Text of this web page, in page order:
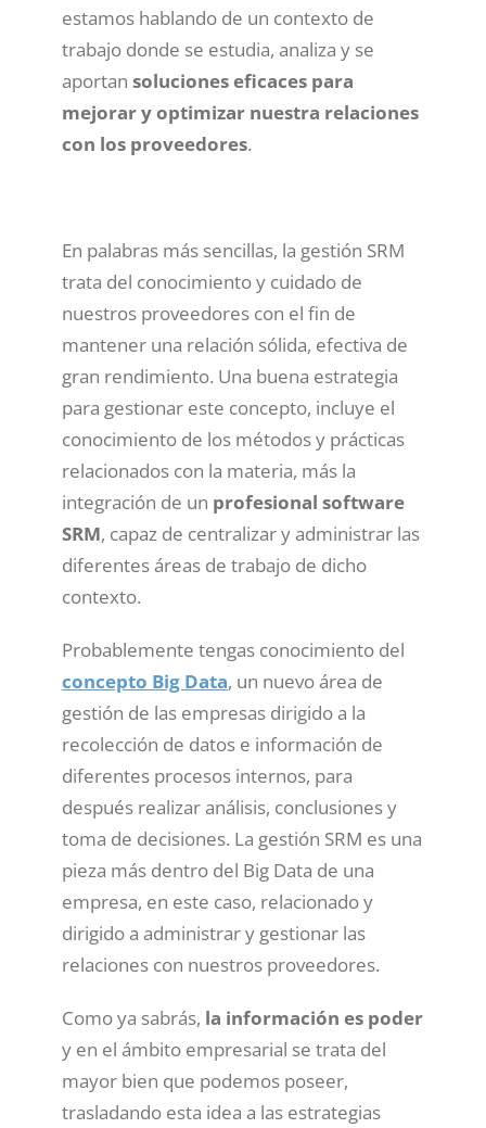
estamos hablando de un contexto de
trabajo donde se estudia, analiza y se
aportan soluciones eficaces para
mejorar y optimizar nuestra relaciones
con los proveedores.
En palabras más sencillas, la gestión SRM
trata del conocimiento y cuidado de
nuestros proveedores con el fin de
mantener una relación sólida, efectiva de
gran rendimiento. Una buena estrategia
para gestionar este concepto, incluye el
conocimiento de los métodos y prácticas
relacionados con la materia, más la
integración de un profesional software
SRM, capaz de centralizar y administrar las
diferentes áreas de trabajo de dicho
contexto.
Probablemente tengas conocimiento del
concepto Big Data, un nuevo área de
gestión de las empresas dirigido a la
recolección de datos e información de
diferentes procesos internos, para
después realizar análisis, conclusiones y
toma de decisiones. La gestión SRM es una
pieza más dentro del Big Data de una
empresa, en este caso, relacionado y
dirigido a administrar y gestionar las
relaciones con nuestros proveedores.
Como ya sabrás, la información es poder
y en el ámbito empresarial se trata del
mayor bien que podemos poseer,
trasladando esta idea a las estrategias